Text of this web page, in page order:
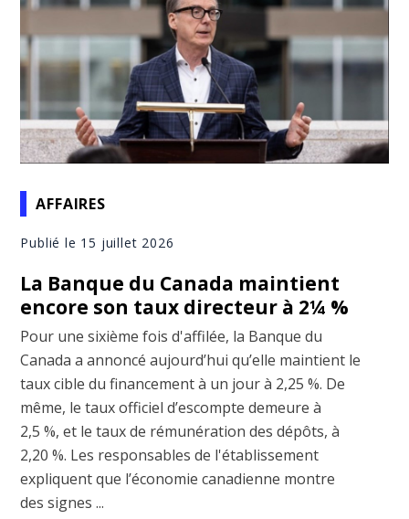
AFFAIRES
Publié le 15 juillet 2026
La Banque du Canada maintient
encore son taux directeur à 2¼ %
Pour une sixième fois d'affilée, la Banque du
Canada a annoncé aujourd’hui qu’elle maintient le
taux cible du financement à un jour à 2,25 %. De
même, le taux officiel d’escompte demeure à
2,5 %, et le taux de rémunération des dépôts, à
2,20 %. Les responsables de l'établissement
expliquent que l’économie canadienne montre
des signes ...